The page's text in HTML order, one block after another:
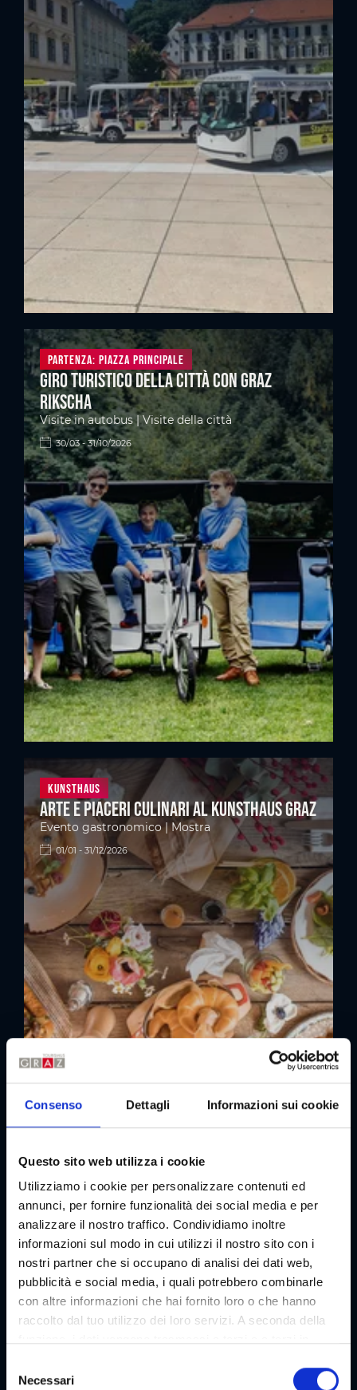
Consenso Dettagli Informazioni sui cookie
Questo sito web utilizza i cookie
Utilizziamo i cookie per personalizzare contenuti ed
annunci, per fornire funzionalità dei social media e per
analizzare il nostro traffico. Condividiamo inoltre
informazioni sul modo in cui utilizzi il nostro sito con i
nostri partner che si occupano di analisi dei dati web,
pubblicità e social media, i quali potrebbero combinarle
con altre informazioni che hai fornito loro o che hanno
raccolto dal tuo utilizzo dei loro servizi. A seconda della
protezione dei dati e non vengono elaborati da loro, ad
Necessari
Partenza: Piazza principale
Giro turistico della città con Graz
Rikscha
Visite in autobus | Visite della città
30/03 - 31/10/2026
Kunsthaus
Arte e piaceri culinari al Kunsthaus Graz
Evento gastronomico | Mostra
01/01 - 31/12/2026
Partenza: Stadtstrand
Gite pubbliche in zattera sul Mur
Visite in autobus | Sport e tempo libero
07/08/2026 08/08/2026
08/08/2026
09/08/2026
09/08/2026
13/08/2026
14/08/2026
15/08/2026
16/08/2026